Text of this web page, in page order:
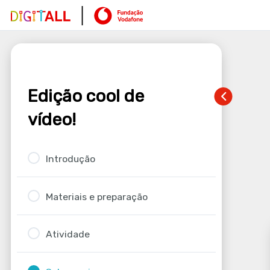
Edição cool de
vídeo!
Introdução
Materiais e preparação
Atividade